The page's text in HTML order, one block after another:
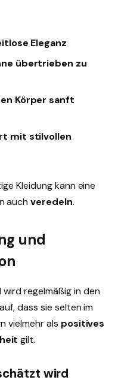
Eleganz
übertrieben zu
Körper sanft
mit stilvollen
Kleidung kann eine
auchveredeln.
und
wird regelmäßig in den
dass sie selten im
vielmehr als positives
gilt.
wird